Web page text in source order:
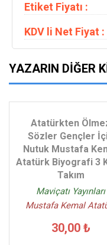
Etiket Fiyatı :
KDV li Net Fiyat :
YAZARIN DIĞER
Atatürkten
Sözler Gençler
Nutuk Mustafa
Atatürk Biyografi 3
Takım
Maviçatı Yayınları
Mustafa Kemal
30,00 ₺